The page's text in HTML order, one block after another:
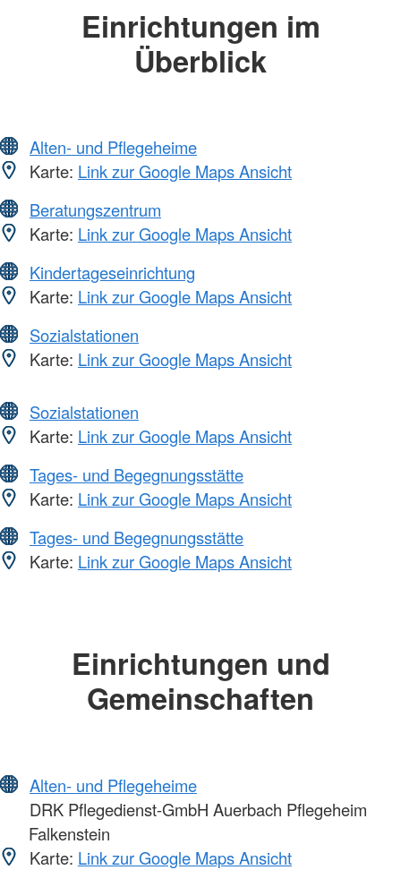
Einrichtungen im
Überblick
Alten- und Pflegeheime
Karte: Link zur Google Maps Ansicht
Beratungszentrum
Karte: Link zur Google Maps Ansicht
Kindertageseinrichtung
Karte: Link zur Google Maps Ansicht
Sozialstationen
Karte: Link zur Google Maps Ansicht
Sozialstationen
Karte: Link zur Google Maps Ansicht
Tages- und Begegnungsstätte
Karte: Link zur Google Maps Ansicht
Tages- und Begegnungsstätte
Karte: Link zur Google Maps Ansicht
Einrichtungen und
Gemeinschaften
Alten- und Pflegeheime
DRK Pflegedienst-GmbH Auerbach Pflegeheim
Falkenstein
Karte: Link zur Google Maps Ansicht